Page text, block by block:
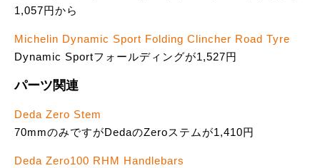
1,057円から
Michelin Dynamic Sport Folding Clincher Road Tyre
Dynamic Sportフォールディングが1,527円
パーツ関連
Deda Zero Stem
70mmのみですがDedaのZeroステムが1,410円
Deda Zero100 RHM Handlebars